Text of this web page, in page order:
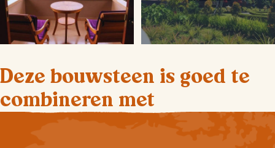
Deze bouwsteen is goed te
combineren met